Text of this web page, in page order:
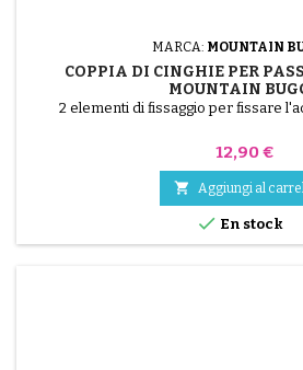
MARCA: MOUNTAIN
COPPIA DI CINGHIE PER
MOUNTAIN
2 elementi di fissaggio per fissare
Prezzo
12,90 €
 Aggiungi al
 En stock